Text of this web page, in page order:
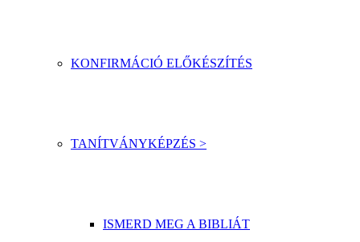
KONFIRMÁCIÓ ELŐKÉSZÍTÉS
TANÍTVÁNYKÉPZÉS >
ISMERD MEG A BIBLIÁT